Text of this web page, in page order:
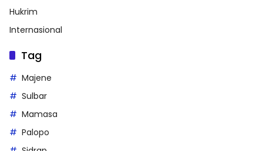
Hukrim
Internasional
Tag
Majene
Sulbar
Mamasa
Palopo